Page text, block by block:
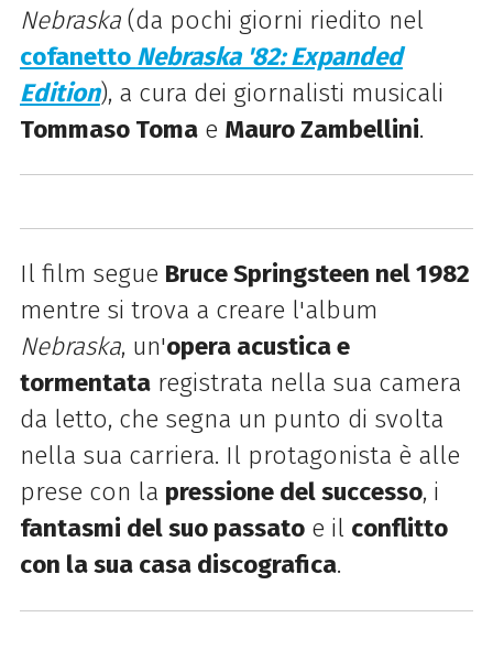
Nebraska (da pochi giorni riedito nel
cofanetto Nebraska '82: Expanded
Edition), a cura dei giornalisti musicali
Tommaso Tomae Mauro Zambellini.
Il film segue Bruce Springsteen nel 1982
mentre si trova a creare l'album
Nebraska, un'opera acustica e
tormentataregistrata nella sua camera
da letto, che segna un punto di svolta
nella sua carriera. Il protagonista è alle
prese con la pressione del successo, i
fantasmi del suo passatoe il conflitto
con la sua casa discografica.